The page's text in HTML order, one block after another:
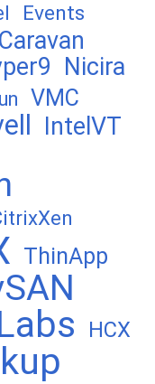
Events
Caravan
Nicira
VMC
IntelVT
ThinApp
HCX